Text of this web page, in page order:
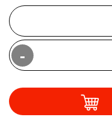
-